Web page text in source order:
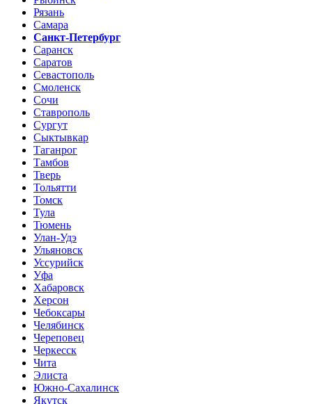
Рязань
Самара
Санкт-Петербург
Саранск
Саратов
Севастополь
Смоленск
Сочи
Ставрополь
Сургут
Сыктывкар
Таганрог
Тамбов
Тверь
Тольятти
Томск
Тула
Тюмень
Улан-Удэ
Ульяновск
Уссурийск
Уфа
Хабаровск
Херсон
Чебоксары
Челябинск
Череповец
Черкесск
Чита
Элиста
Южно-Сахалинск
Якутск